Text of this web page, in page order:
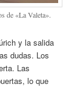
de «La Valeta».
y la salida
dudas. Los
Las
lo que